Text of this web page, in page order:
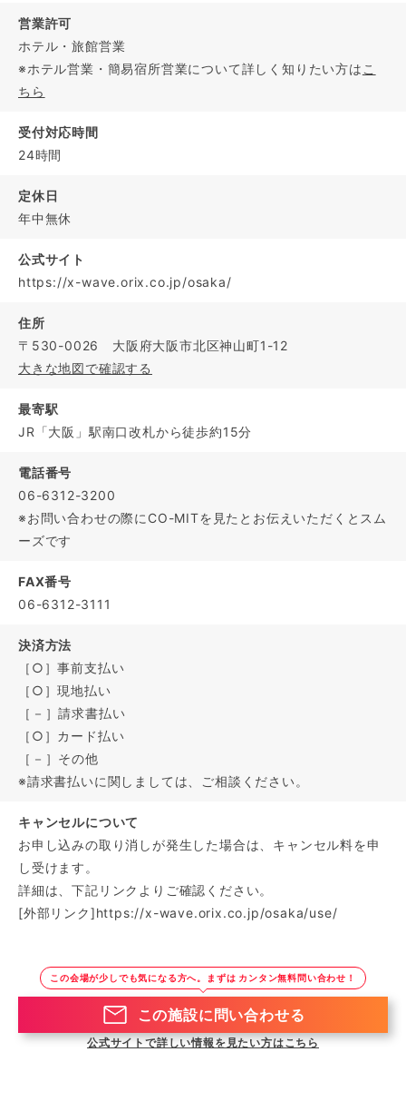
営業許可
ホテル・旅館営業
※ホテル営業・簡易宿所営業について詳しく知りたい方は こ
ちら
受付対応時間
24時間
定休日
年中無休
公式サイト
https://x-wave.orix.co.jp/osaka/
住所
〒530-0026 大阪府大阪市北区神山町1-12
大きな地図で確認する
最寄駅
JR「大阪」駅南口改札から徒歩約15分
電話番号
06-6312-3200
※お問い合わせの際にCO-MITを見たとお伝えいただくとスム
ーズです
FAX番号
06-6312-3111
決済方法
［○］事前支払い
［○］現地払い
［－］請求書払い
［○］カード払い
［－］その他
※請求書払いに関しましては、ご相談ください。
キャンセルについて
お申し込みの取り消しが発生した場合は、キャンセル料を申
し受けます。
詳細は、下記リンクよりご確認ください。
[外部リンク]https://x-wave.orix.co.jp/osaka/use/
この会場が少しでも気になる方へ。まずは カンタン無料問い合わせ！
この施設に問い合わせる
公式サイトで詳しい情報を見たい方はこちら